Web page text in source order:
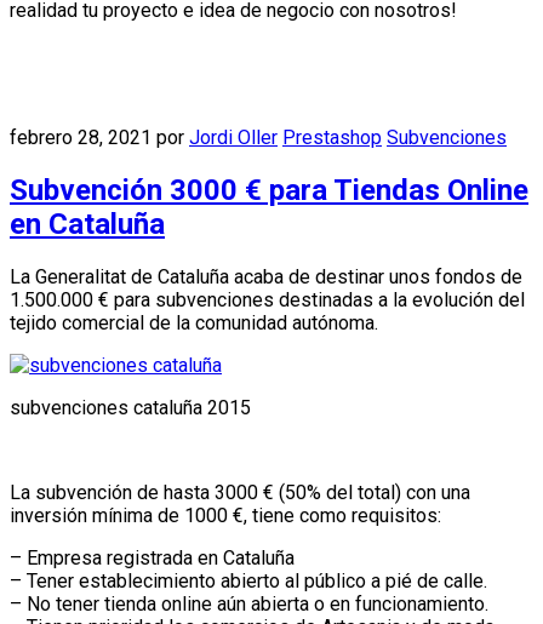
realidad tu proyecto e idea de negocio con nosotros!
febrero 28, 2021 por Jordi Oller Prestashop Subvenciones
Subvención 3000 € para Tiendas Online
en Cataluña
La Generalitat de Cataluña acaba de destinar unos fondos de
1.500.000 € para subvenciones destinadas a la evolución del
tejido comercial de la comunidad autónoma.
subvenciones cataluña 2015
La subvención de hasta 3000 € (50% del total) con una
inversión mínima de 1000 €, tiene como requisitos:
– Empresa registrada en Cataluña
– Tener establecimiento abierto al público a pié de calle.
– No tener tienda online aún abierta o en funcionamiento.